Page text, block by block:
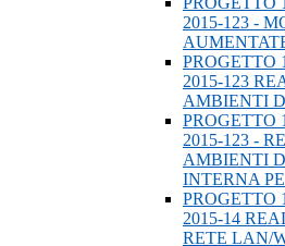
2015-123 -
PROGETTO
2015-123
AMBIENTI
PROGETTO
2015-123 -
AMBIENTI
INTERNA
PROGETTO
2015-14
RETE LAN/